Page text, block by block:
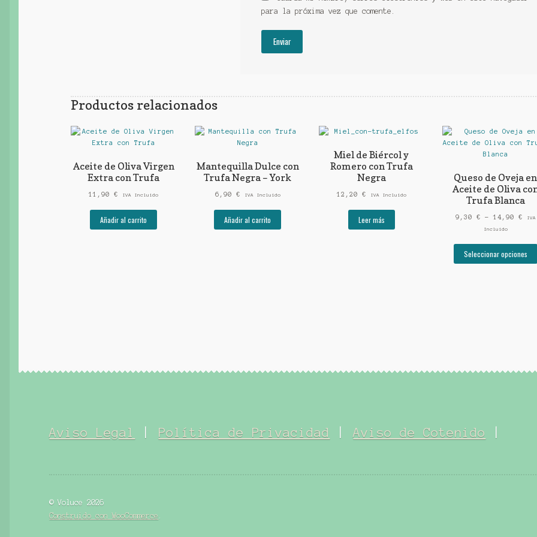
para la próxima vez que comente.
Productos relacionados
Aceite de Oliva Virgen
Extra con Trufa
11,90€ IVA Incluido
Añadir al carrito
Mantequilla Dulce con
Trufa Negra – York
6,90 € IVA Incluido
Añadir al carrito
Miel de Biércol y
Romero con Trufa
Negra
12,20 € IVA Incluido
Leer más
Queso de Oveja en
Aceite de Oliva
Trufa Blanca
9,30 € - 14,90 € IVA
Incluido
Seleccionar opciones
Aviso Legal Política de Privacidad |Aviso de Cotenido
© Voluce 2026
Construido con WooCommerce